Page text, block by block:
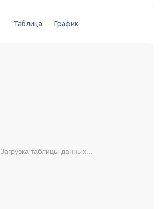
Таблица График
Загрузка таблицы данных...